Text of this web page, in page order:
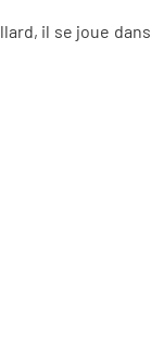
il se joue dans